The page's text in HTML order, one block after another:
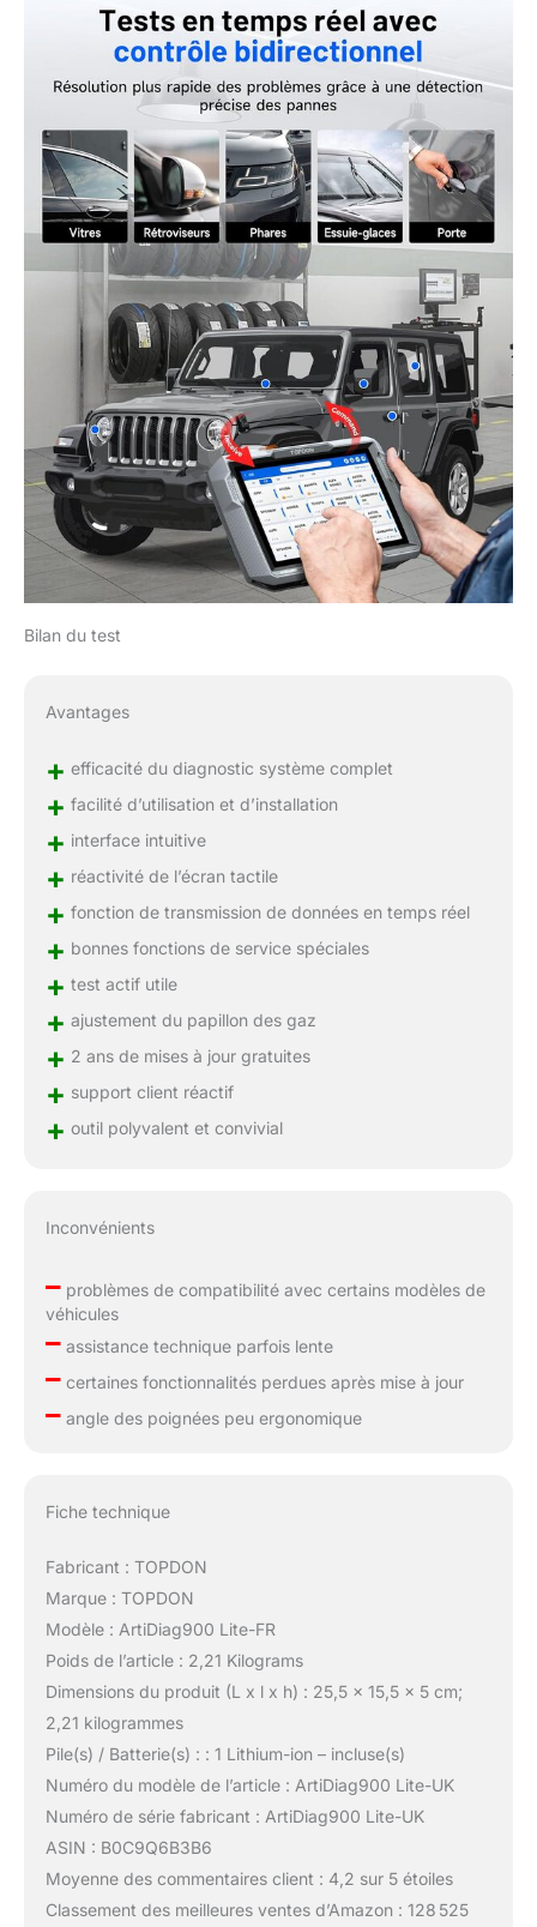
Bilan du test
Avantages
+ efficacité du diagnostic système complet
+ facilité d’utilisation et d’installation
+ interface intuitive
+ réactivité de l’écran tactile
+ fonction de transmission de données en temps réel
+ bonnes fonctions de service spéciales
+ test actif utile
+ ajustement du papillon des gaz
+ 2 ans de mises à jour gratuites
+ support client réactif
+ outil polyvalent et convivial
Inconvénients
–problèmes de compatibilité avec certains modèles de
véhicules
–assistance technique parfois lente
–certaines fonctionnalités perdues après mise à jour
–angle des poignées peu ergonomique
Fiche technique
Fabricant : TOPDON
Marque : TOPDON
Modèle : ArtiDiag900 Lite-FR
Poids de l’article : 2,21 Kilograms
Dimensions du produit (L x l x h) : 25,5 x 15,5 x 5 cm;
2,21 kilogrammes
Pile(s) / Batterie(s) : : 1 Lithium-ion – incluse(s)
Numéro du modèle de l’article : ArtiDiag900 Lite-UK
Numéro de série fabricant : ArtiDiag900 Lite-UK
ASIN : B0C9Q6B3B6
Moyenne des commentaires client : 4,2 sur 5 étoiles
Classement des meilleures ventes d’Amazon : 128 525